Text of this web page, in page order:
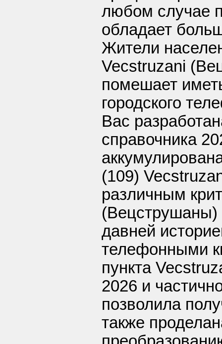
любом случае
обладает
Жители
Vecstruzani
помешает
городского
Вас
справочника
(109)
различным
(Вецструшаны)
давней
телефонными
пункта
2026 и
позволила
также